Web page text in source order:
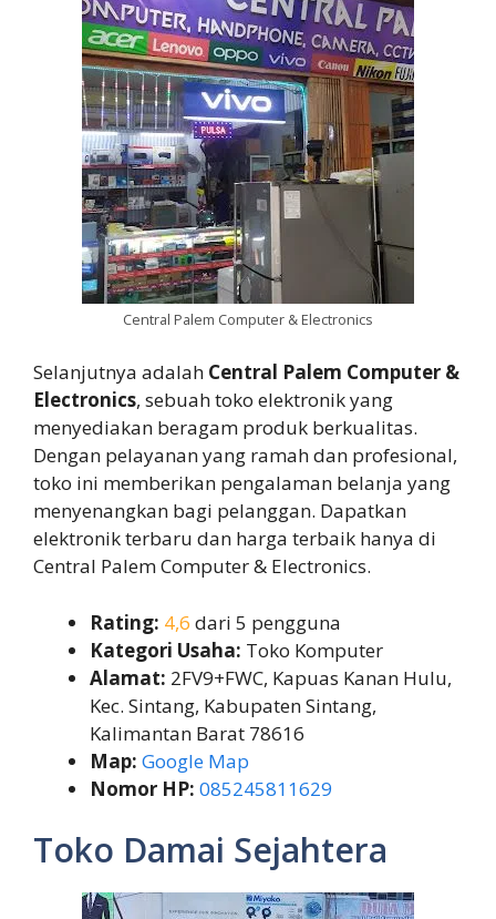
Central Palem Computer & Electronics
Selanjutnya adalah Central Palem Computer &
Electronics, sebuah toko elektronik yang
menyediakan beragam produk berkualitas.
Dengan pelayanan yang ramah dan profesional,
toko ini memberikan pengalaman belanja yang
menyenangkan bagi pelanggan. Dapatkan
elektronik terbaru dan harga terbaik hanya di
Central Palem Computer & Electronics.
Rating: 4,6 dari 5 pengguna
Kategori Usaha: Toko Komputer
Alamat: 2FV9+FWC, Kapuas Kanan Hulu,
Kec. Sintang, Kabupaten Sintang,
Kalimantan Barat 78616
Map: Google Map
Nomor HP: 085245811629
Toko Damai Sejahtera